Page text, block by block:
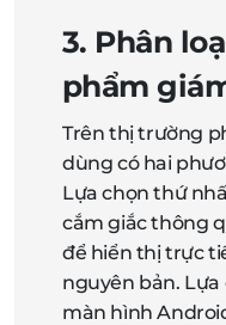
3. Phân
phẩm
Trên thị trường
dùng có hai
Lựa chọn thứ
cắm giắc thông
để hiển thị trực
nguyên bản.
màn hình